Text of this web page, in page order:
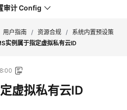
审计 Config
用户指南 / 资源合规 /
系统内置预设策
实例属于指定虚拟私有云ID
虚拟私有云ID